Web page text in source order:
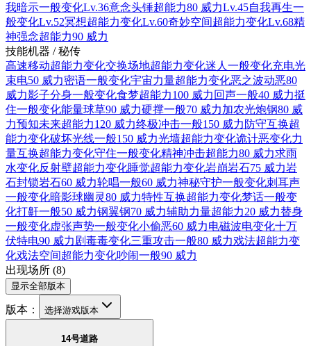
我暗示一般变化Lv.36意念头锤超能力80 威力Lv.45自我再生一
般变化Lv.52冥想超能力变化Lv.60奇妙空间超能力变化Lv.68精
神强念超能力90 威力
技能机器 / 秘传
高速移动超能力变化交换场地超能力变化迷人 一般变化充电光
束电50 威力密语一般变化宇宙力量超能力变化恶之波动恶80
威力影子分身一般变化食梦超能力100 威力 回声一般40 威力挺
住一般变化能量球草90 威力硬撑一般70 威力加农光炮钢80 威
力预知未来超能力120 威力终极冲击一般150 威力 防守互换超
能力变化破坏光线一般150 威力光墙超能力变化诡计恶变化力
量互换超能力变化守住一般变化精神冲击超能力80 威力求雨
水变化反射壁超能力变化睡觉超能力变化岩崩岩石75 威力岩
石封锁岩石60 威力轮唱一般60 威力神秘守护一般变化刺耳声
一般变化暗影球幽灵80 威力特性互换超能力变化梦话一般变
化打鼾一般50 威力钢翼钢70 威力辅助力量超能力20 威力替身
一般变化虚张声势一般变化小偷恶60 威力电磁波电变化十万
伏特电90 威力剧毒毒变化三重攻击一般80 威力戏法超能力变
化戏法空间超能力变化吵闹一般90 威力
出现场所 (8)
显示全部版本
版本： 选择游戏版本
14号道路